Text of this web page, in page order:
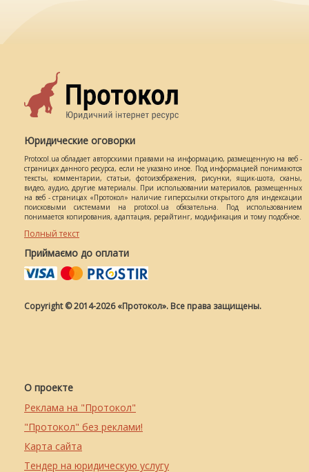
Юридические оговорки
Protocol.ua обладает авторскими правами на информацию, размещенную на веб -
страницах данного ресурса, если не указано иное. Под информацией понимаются
тексты, комментарии, статьи, фотоизображения, рисунки, ящик-шота, сканы,
видео, аудио, другие материалы. При использовании материалов, размещенных
на веб - страницах «Протокол» наличие гиперссылки открытого для индексации
поисковыми системами на protocol.ua обязательна. Под использованием
понимается копирования, адаптация, рерайтинг, модификация и тому подобное.
Полный текст
Приймаємо до оплати
Copyright © 2014-2026 «Протокол». Все права защищены.
О проекте
Реклама на "Протокол"
"Протокол" без реклами!
Карта сайта
Тендер на юридическую услугу